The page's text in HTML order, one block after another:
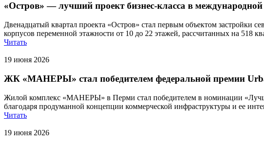
«Остров» — лучший проект бизнес-класса в
Двенадцатый квартал проекта «Остров» стал первым объектом застройки
корпусов переменной этажности от 10 до 22 этажей, рассчитанных на 518
Читать
19 июня 2026
ЖК «МАНЕРЫ» стал победителем федеральной премии
Жилой комплекс «МАНЕРЫ» в Перми стал победителем в номинации
благодаря продуманной концепции коммерческой инфраструктуры и ее
Читать
19 июня 2026